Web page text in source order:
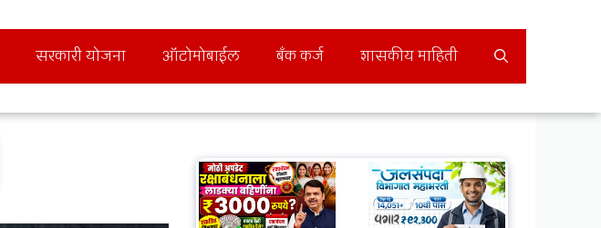
सरकारी योजना ऑटोमोबाईल बँक कर्ज शासकीय माहिती